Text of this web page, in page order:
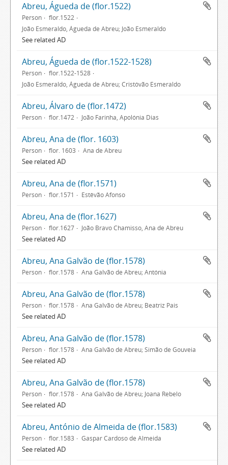
Abreu, Águeda de (flor.1522)
Person
flor.1522
João Esmeraldo, Águeda de Abreu; João Esmeraldo
See related AD
Abreu, Águeda de (flor.1522-1528)
Person
flor.1522-1528
João Esmeraldo, Águeda de Abreu; Cristóvão Esmeraldo
Abreu, Álvaro de (flor.1472)
Person flor.1472 João Farinha, Apolónia Dias
Abreu, Ana de (flor. 1603)
Person flor. 1603 Ana de Abreu
See related AD
Abreu, Ana de (flor.1571)
Person flor.1571 Estêvão Afonso
Abreu, Ana de (flor.1627)
Person flor.1627 João Bravo Chamisso, Ana de Abreu
See related AD
Abreu, Ana Galvão de (flor.1578)
Person flor.1578 Ana Galvão de Abreu; Antónia
Abreu, Ana Galvão de (flor.1578)
Person flor.1578 Ana Galvão de Abreu; Beatriz Pais
See related AD
Abreu, Ana Galvão de (flor.1578)
Person flor.1578 Ana Galvão de Abreu; Simão de Gouveia
See related AD
Abreu, Ana Galvão de (flor.1578)
Person flor.1578 Ana Galvão de Abreu; Joana Rebelo
See related AD
Abreu, António de Almeida de (flor.1583)
Person flor.1583 Gaspar Cardoso de Almeida
See related AD